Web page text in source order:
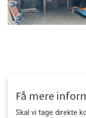
Få mere
Skal vi tage direkte